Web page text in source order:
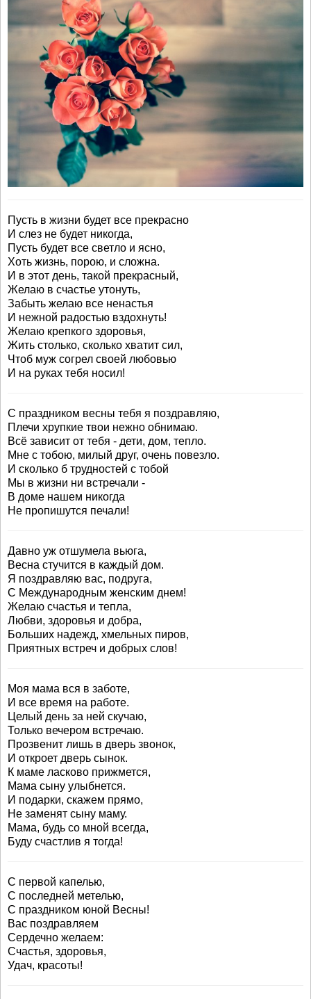
Пусть в жизни будет все прекрасно
И слез не будет никогда,
Пусть будет все светло и ясно,
Хоть жизнь, порою, и сложна.
И в этот день, такой прекрасный,
Желаю в счастье утонуть,
Забыть желаю все ненастья
И нежной радостью вздохнуть!
Желаю крепкого здоровья,
Жить столько, сколько хватит сил,
Чтоб муж согрел своей любовью
И на руках тебя носил!
С праздником весны тебя я поздравляю,
Плечи хрупкие твои нежно обнимаю.
Всё зависит от тебя - дети, дом, тепло.
Мне с тобою, милый друг, очень повезло.
И сколько б трудностей с тобой
Мы в жизни ни встречали -
В доме нашем никогда
Не пропишутся печали!
Давно уж отшумела вьюга,
Весна стучится в каждый дом.
Я поздравляю вас, подруга,
С Международным женским днем!
Желаю счастья и тепла,
Любви, здоровья и добра,
Больших надежд, хмельных пиров,
Приятных встреч и добрых слов!
Моя мама вся в заботе,
И все время на работе.
Целый день за ней скучаю,
Только вечером встречаю.
Прозвенит лишь в дверь звонок,
И откроет дверь сынок.
К маме ласково прижмется,
Мама сыну улыбнется.
И подарки, скажем прямо,
Не заменят сыну маму.
Мама, будь со мной всегда,
Буду счастлив я тогда!
С первой капелью,
С последней метелью,
С праздником юной Весны!
Вас поздравляем
Сердечно желаем:
Счастья, здоровья,
Удач, красоты!